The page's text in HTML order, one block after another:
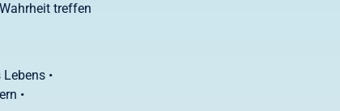
treffen
•
•